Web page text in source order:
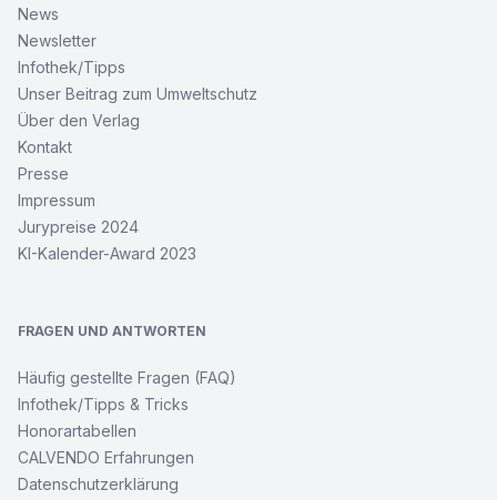
News
Newsletter
Infothek/Tipps
Unser Beitrag zum Umweltschutz
Über den Verlag
Kontakt
Presse
Impressum
Jurypreise 2024
KI-Kalender-Award 2023
FRAGEN UND ANTWORTEN
Häufig gestellte Fragen (FAQ)
Infothek/Tipps & Tricks
Honorartabellen
CALVENDO Erfahrungen
Datenschutzerklärung